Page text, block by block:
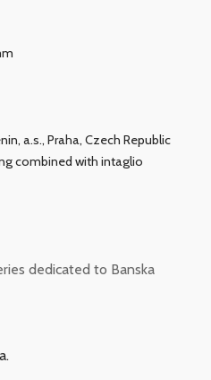
a.s., Praha, Czech Republic
combined with intaglio
dedicated to Banska